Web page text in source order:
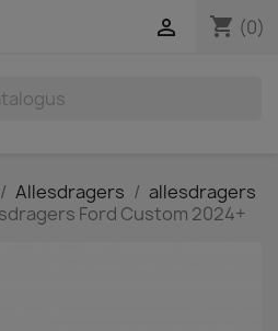
shopping_cart (0)

Allesdragers
allesdragers
Ford Custom 2024+